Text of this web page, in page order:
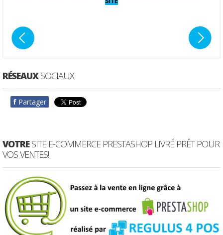
RÉSEAUXSOCIAUX
f Partager
VOTRESITE E-COMMERCE PRESTASHOP LIVRÉ PRÊT POUR
VOS VENTES!